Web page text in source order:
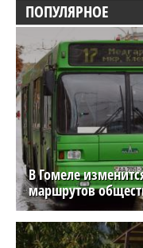
ПОПУЛЯРНОЕ
В Гомеле
маршрутов